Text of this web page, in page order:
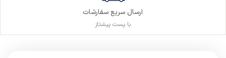
ارسال سریع سفارشات
با پست پیشتاز